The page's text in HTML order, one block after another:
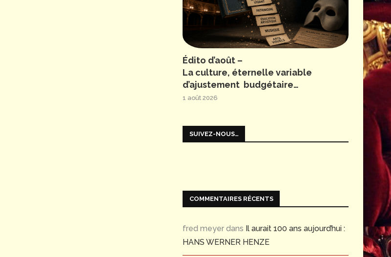
Édito d’août –
La culture, éternelle variable
d’ajustement budgétaire…
1 août 2026
SUIVEZ-NOUS…
COMMENTAIRES RÉCENTS
fred meyer dans Il aurait 100 ans aujourd’hui :
HANS WERNER HENZE